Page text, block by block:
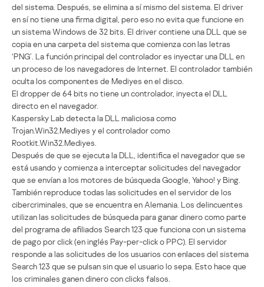
del sistema. Después, se elimina a sí mismo del sistema. El driver
en sí no tiene una firma digital, pero eso no evita que funcione en
un sistema Windows de 32 bits. El driver contiene una DLL que se
copia en una carpeta del sistema que comienza con las letras
‘PNG’. La función principal del controlador es inyectar una DLL en
un proceso de los navegadores de Internet. El controlador también
oculta los componentes de Mediyes en el disco.
El dropper de 64 bits no tiene un controlador, inyecta el DLL
directo en el navegador.
Kaspersky Lab detecta la DLL maliciosa como
Trojan.Win32.Mediyes y el controlador como
Rootkit.Win32.Mediyes.
Después de que se ejecuta la DLL, identifica el navegador que se
está usando y comienza a interceptar solicitudes del navegador
que se envían a los motores de búsqueda Google, Yahoo! y Bing.
También reproduce todas las solicitudes en el servidor de los
cibercriminales, que se encuentra en Alemania. Los delincuentes
utilizan las solicitudes de búsqueda para ganar dinero como parte
del programa de afiliados Search 123 que funciona con un sistema
de pago por click (en inglés Pay-per-click o PPC). El servidor
responde a las solicitudes de los usuarios con enlaces del sistema
Search 123 que se pulsan sin que el usuario lo sepa. Esto hace que
los criminales ganen dinero con clicks falsos.